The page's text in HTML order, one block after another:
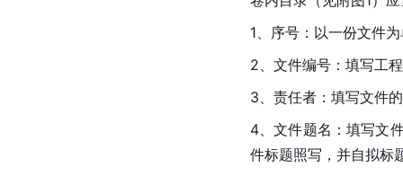
1、序号：以一份文件
2、文件编号：填写工
3、责任者：填写文件
4、文件题名：填写文
件标题照写，并自拟标